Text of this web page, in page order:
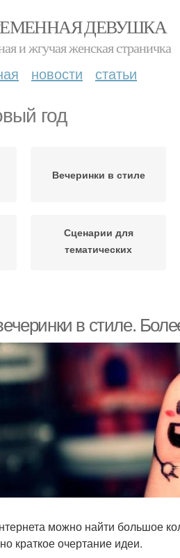
ДЕВУШКА
и жгучая женская страничка
новости статьи
год
Вечеринки в стиле
Сценарии для
тематических
вечеринок
в стиле.
можно найти большое
краткое очертание идеи.